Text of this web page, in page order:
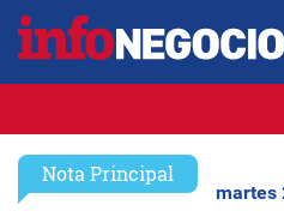
Nota Principal
martes